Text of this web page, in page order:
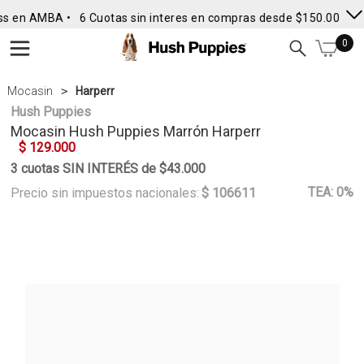
en AMBA • 6 Cuotas sin interes en compras desde $150.000 •
0
Mocasin Harperr
Hush Puppies
Mocasin Hush Puppies Marrón Harperr
$ 129.000
3 cuotas SIN INTERÉS de $43.000
Precio sin impuestos nacionales: $ 106611 TEA: 0%